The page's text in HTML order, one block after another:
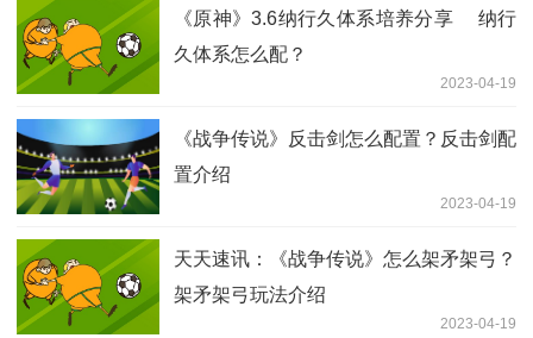
《原神》3.6纳行久体系培养分享 纳行
久体系怎么配？
2023-04-19
《战争传说》反击剑怎么配置？反击剑配
置介绍
2023-04-19
天天速讯：《战争传说》怎么架矛架弓？
架矛架弓玩法介绍
2023-04-19